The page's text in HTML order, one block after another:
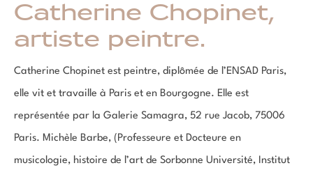
Catherine Chopinet,
artiste peintre.
Catherine Chopinet est peintre, diplômée de l’ENSAD Paris,
elle vit et travaille à Paris et en Bourgogne. Elle est
représentée par la Galerie Samagra, 52 rue Jacob, 75006
Paris. Michèle Barbe, (Professeure et Docteure en
musicologie, histoire de l’art de Sorbonne Université, Institut